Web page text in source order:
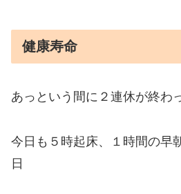
健康寿命
あっという間に２連休が終わ
今日も５時起床、１時間の早
日